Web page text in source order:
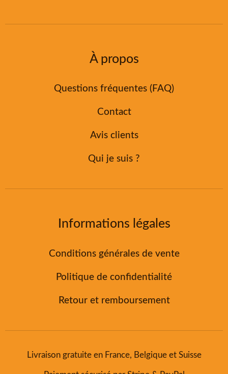
À propos
Questions fréquentes (FAQ)
Contact
Avis clients
Qui je suis ?
Informations légales
Conditions générales de vente
Politique de confidentialité
Retour et remboursement
Livraison gratuite en France, Belgique et Suisse